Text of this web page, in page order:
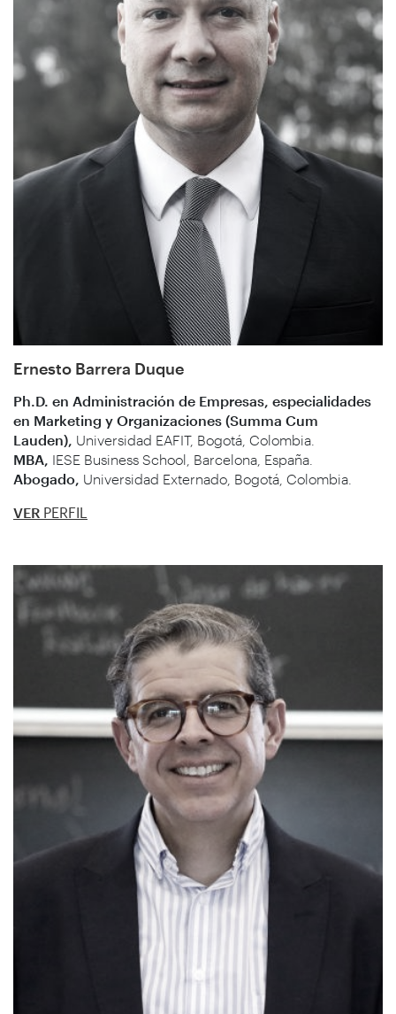
Ernesto Barrera Duque
Ph.D. en Administración de Empresas, especialidades
en Marketing y Organizaciones (Summa Cum
Lauden), Universidad EAFIT, Bogotá, Colombia.
MBA, IESE Business School, Barcelona, España.
Abogado, Universidad Externado, Bogotá, Colombia.
VER PERFIL